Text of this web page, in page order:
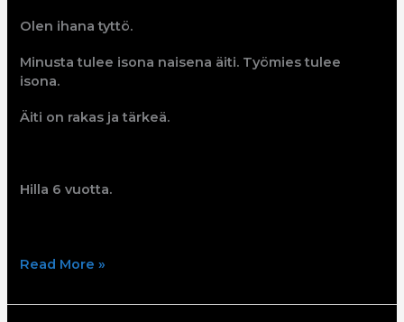
Olen ihana tyttö.
Minusta tulee isona naisena äiti. Työmies tulee
isona.
Äiti on rakas ja tärkeä.
Hilla 6 vuotta.
Read More »